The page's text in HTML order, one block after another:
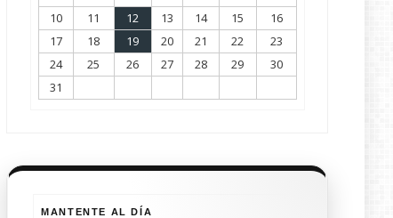
10
11 12 13 14 15
16
17
18 19 20 21 22
23
24
25 26 27 28 29
30
31
MANTENTE AL DÍA